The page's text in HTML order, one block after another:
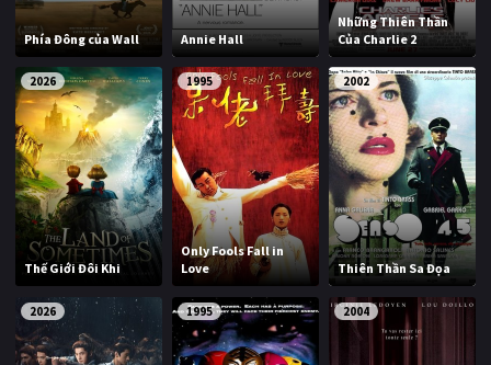
Phía Đông của Wall Annie Hall
Những Thiên Thần
Của Charlie 2
2026
Thế Giới Đôi Khi
1995
Only Fools Fall in
Love
2002
Thiên Thần Sa Đọa
2026 1995 2004